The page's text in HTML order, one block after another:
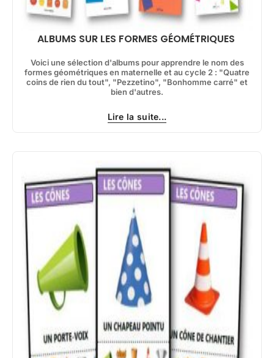
ALBUMS SUR LES FORMES GÉOMÉTRIQUES
Voici une sélection d'albums pour apprendre le nom des
formes géométriques en maternelle et au cycle 2 : "Quatre
coins de rien du tout", "Pezzetino", "Bonhomme carré" et
bien d'autres.
Lire la suite...